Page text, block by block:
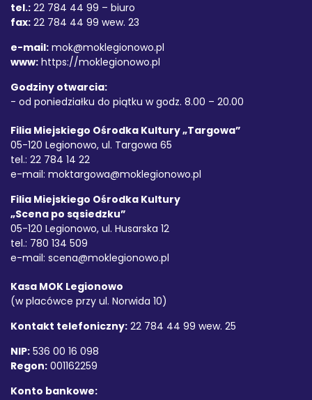
tel.: 22 784 44 99 – biuro
fax: 22 784 44 99 wew. 23
e-mail: mok@moklegionowo.pl
www: https://moklegionowo.pl
Godziny otwarcia:
- od poniedziałku do piątku w godz. 8.00 – 20.00
Filia Miejskiego Ośrodka Kultury „Targowa”
05-120 Legionowo, ul. Targowa 65
tel.: 22 784 14 22
e-mail: moktargowa@moklegionowo.pl
Filia Miejskiego Ośrodka Kultury
„Scena po sąsiedzku”
05-120 Legionowo, ul. Husarska 12
tel.: 780 134 509
e-mail: scena@moklegionowo.pl
Kasa MOK Legionowo
(w placówce przy ul. Norwida 10)
Kontakt telefoniczny: 22 784 44 99 wew. 25
NIP: 536 00 16 098
Regon: 001162259
Konto bankowe: